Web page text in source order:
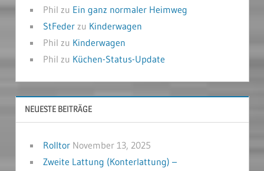
Phil zu Ein ganz normaler Heimweg
StFederzu Kinderwagen
Phil zu Kinderwagen
Phil zu Küchen-Status-Update
NEUESTE BEITRÄGE
Rolltor November 13, 2025
Zweite Lattung (Konterlattung) –